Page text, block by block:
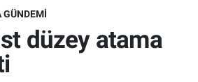
GÜNDEMI
düzey atama